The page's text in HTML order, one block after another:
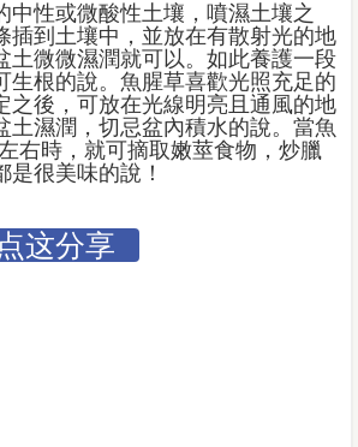
中性或微酸性土壤，噴濕土壤之
插到土壤中，並放在有散射光的地
土微微濕潤就可以。如此養護一段
生根的說。魚腥草喜歡光照充足的
之後，可放在光線明亮且通風的地
土濕潤，切忌盆內積水的說。當魚
右時，就可摘取嫩莖食物，炒臘
是很美味的說！
这分享